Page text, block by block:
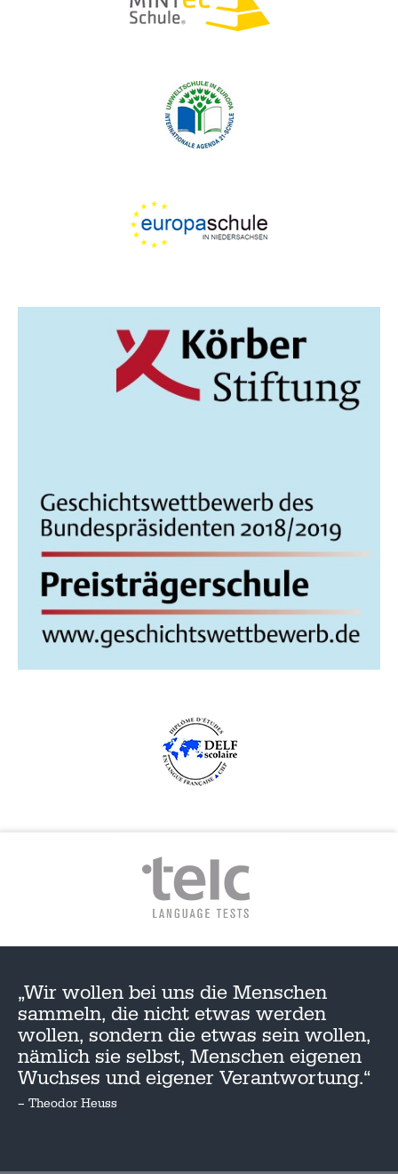
„Wir wollen bei uns die Menschen
sammeln, die nicht etwas werden
wollen, sondern die etwas sein wollen,
nämlich sie selbst, Menschen eigenen
Wuchses und eigener Verantwortung.“
– Theodor Heuss